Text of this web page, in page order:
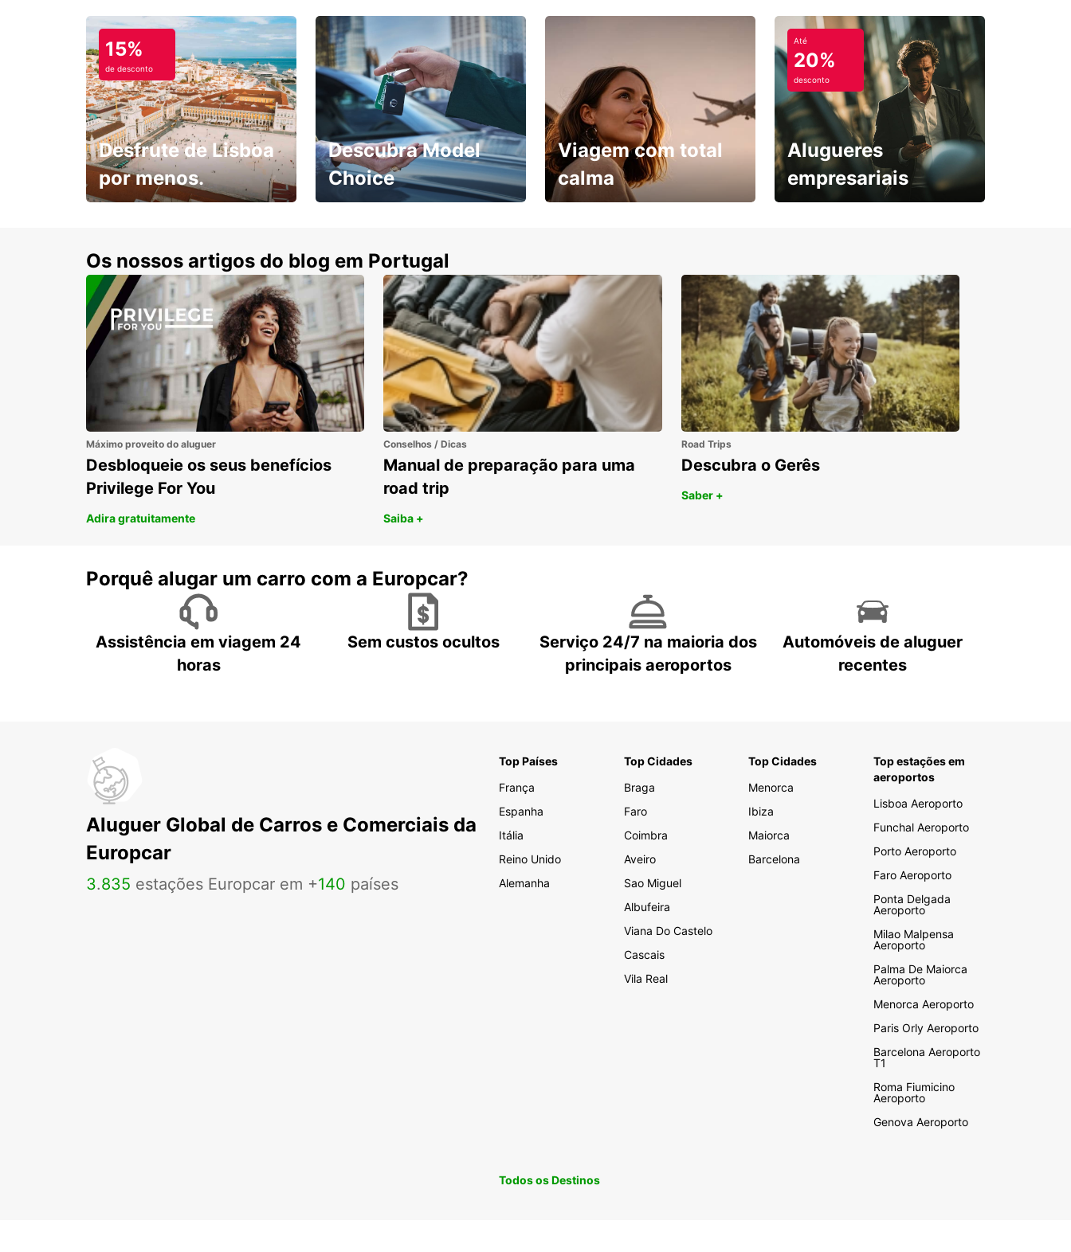
15%
de desconto
Desfrute de Lisboa
por menos.
Descubra Model
Choice
Viagem com total
calma
Até
20%
desconto
Alugueres
empresariais
Os nossos artigos do blog em Portugal
Máximo proveito do aluguer
Desbloqueie os seus benefícios
Privilege For You
Adira gratuitamente
Conselhos / Dicas
Manual de preparação para uma
road trip
Saiba +
Road Trips
Descubra o Gerês
Saber +
Porquê alugar um carro com a Europcar?
Assistência em viagem 24
horas
Sem custos ocultos
Serviço 24/7 na maioria dos
principais aeroportos
Automóveis de aluguer
recentes
Aluguer Global de Carros e Comerciais da
Europcar
3.835 estações Europcar em +140 países
Top Países
França
Espanha
Itália
Reino Unido
Alemanha
Top Cidades
Braga
Faro
Coimbra
Aveiro
Sao Miguel
Albufeira
Viana Do Castelo
Cascais
Vila Real
Top Cidades
Menorca
Ibiza
Maiorca
Barcelona
Top estações em
aeroportos
Lisboa Aeroporto
Funchal Aeroporto
Porto Aeroporto
Faro Aeroporto
Ponta Delgada
Aeroporto
Milao Malpensa
Aeroporto
Palma De Maiorca
Aeroporto
Menorca Aeroporto
Paris Orly Aeroporto
Barcelona Aeroporto
T1
Roma Fiumicino
Aeroporto
Genova Aeroporto
Todos os Destinos